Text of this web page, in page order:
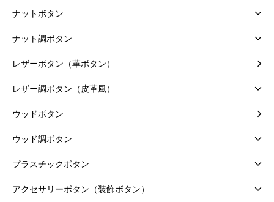
ナットボタン
ナット調ボタン
レザーボタン（革ボタン）
レザー調ボタン（皮革風）
ウッドボタン
ウッド調ボタン
プラスチックボタン
アクセサリーボタン（装飾ボタン）